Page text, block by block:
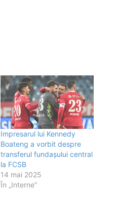
Impresarul lui Kennedy
Boateng a vorbit despre
transferul fundașului central
la FCSB
14 mai 2025
În „Interne”